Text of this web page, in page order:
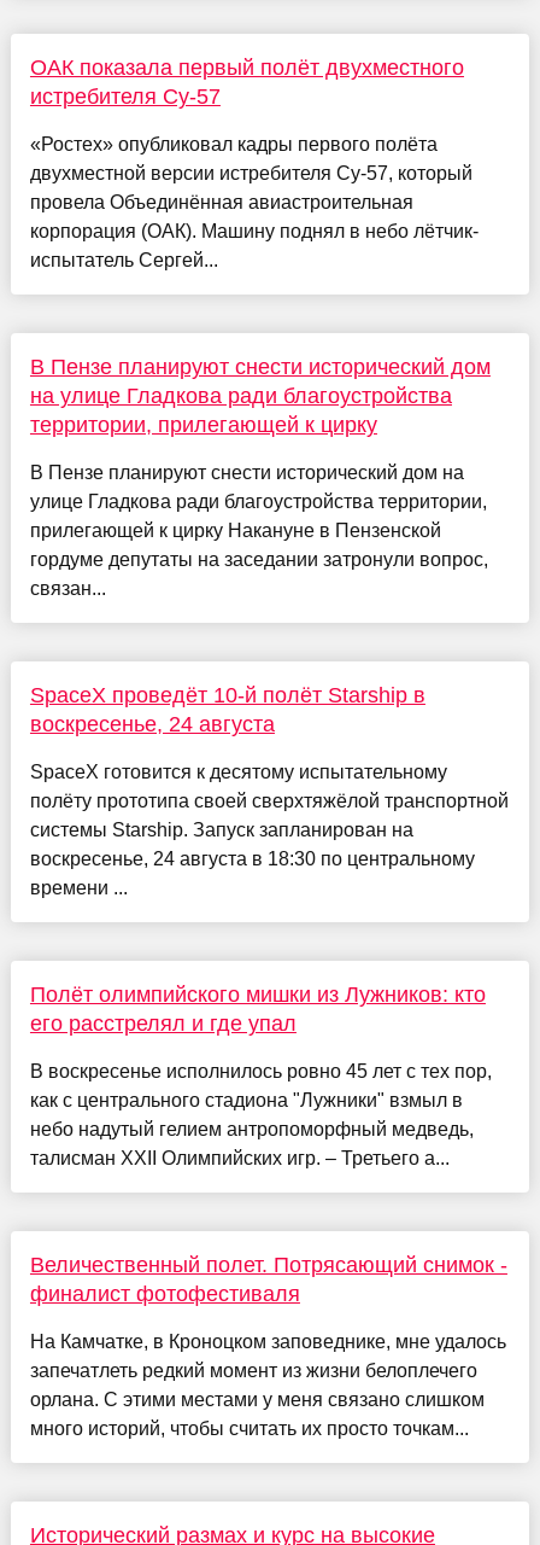
ОАК показала первый полёт двухместного
истребителя Су-57
«Ростех» опубликовал кадры первого полёта
двухместной версии истребителя Су-57, который
провела Объединённая авиастроительная
корпорация (ОАК). Машину поднял в небо лётчик-
испытатель Сергей...
В Пензе планируют снести исторический дом
на улице Гладкова ради благоустройства
территории, прилегающей к цирку
В Пензе планируют снести исторический дом на
улице Гладкова ради благоустройства территории,
прилегающей к цирку Накануне в Пензенской
гордуме депутаты на заседании затронули вопрос,
связан...
SpaceX проведёт 10-й полёт Starship в
воскресенье, 24 августа
SpaceX готовится к десятому испытательному
полёту прототипа своей сверхтяжёлой транспортной
системы Starship. Запуск запланирован на
воскресенье, 24 августа в 18:30 по центральному
времени ...
Полёт олимпийского мишки из Лужников: кто
его расстрелял и где упал
В воскресенье исполнилось ровно 45 лет с тех пор,
как с центрального стадиона "Лужники" взмыл в
небо надутый гелием антропоморфный медведь,
талисман XXII Олимпийских игр. – Третьего а...
Величественный полет. Потрясающий снимок -
финалист фотофестиваля
На Камчатке, в Кроноцком заповеднике, мне удалось
запечатлеть редкий момент из жизни белоплечего
орлана. С этими местами у меня связано слишком
много историй, чтобы считать их просто точкам...
Исторический размах и курс на высокие